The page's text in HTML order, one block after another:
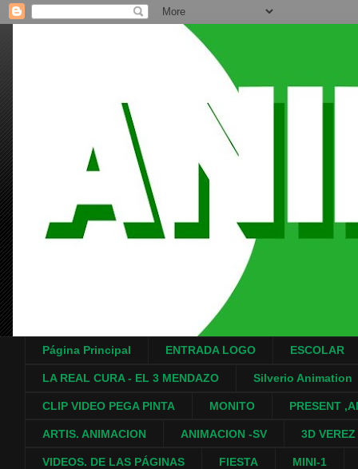
Página Principal ENTRADA LOGO ESCOLAR
LA REAL CURA - EL 3 MENDAZO Silverio Animation
CLIP VIDEO PEGA PINTA MONITO PRESENT
ARTIS. ANIMACION ANIMACION -SV 3D VEREZ
VIDEOS. DE LAS PÁGINAS FIESTA MINI-1